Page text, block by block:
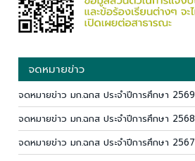
จดหมายข่าว
จดหมายข่าว มก.ฉกส ประจำปีการศึกษา 2569
จดหมายข่าว มก.ฉกส ประจำปีการศึกษา 2568
จดหมายข่าว มก.ฉกส ประจำปีการศึกษา 2567